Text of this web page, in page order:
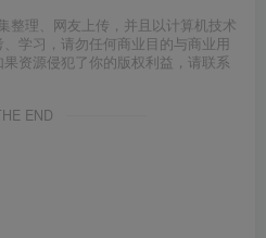
整理、网友上传，并且以计算机技术
学习，请勿任何商业目的与商业用
资源侵犯了你的版权利益，请联系
END